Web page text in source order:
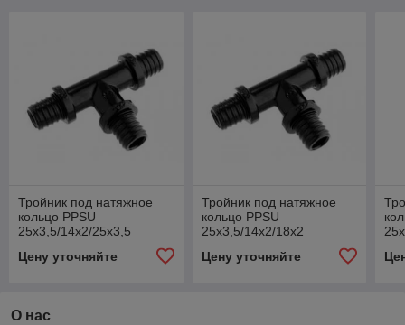
Тройник под натяжное
кольцо PPSU
25x3,5/14x2/25x3,5
Цену уточняйте
Тройник под натяжное
кольцо PPSU
25x3,5/14x2/18x2
Цену уточняйте
О нас